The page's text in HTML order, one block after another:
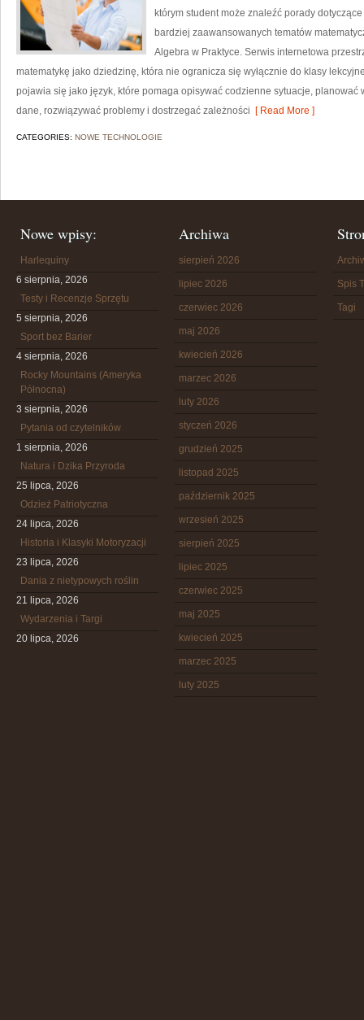
którym student może znaleźć porady
bardziej zaawansowanych tematów
Algebra w Praktyce. Serwis internetowa
matematykę jako dziedzinę, która nie ogranicza się wyłącznie do klasy
pojawia się jako język, które pomaga opisywać codzienne sytuacje,
dane, rozwiązywać problemy i dostrzegać zależności [ Read More ]
CATEGORIES: NOWE TECHNOLOGIE
Nowe wpisy:
Harlequiny
6 sierpnia, 2026
Testy i Recenzje Sprzętu
5 sierpnia, 2026
Sport bez Barier
4 sierpnia, 2026
Rocky Mountains (Ameryka
Północna)
3 sierpnia, 2026
Pytania od czytelników
1 sierpnia, 2026
Natura i Dzika Przyroda
25 lipca, 2026
Odzież Patriotyczna
24 lipca, 2026
Historia i Klasyki Motoryzacji
23 lipca, 2026
Dania z nietypowych roślin
21 lipca, 2026
Wydarzenia i Targi
20 lipca, 2026
Archiwa
sierpień 2026
lipiec 2026
czerwiec 2026
maj 2026
kwiecień 2026
marzec 2026
luty 2026
styczeń 2026
grudzień 2025
listopad 2025
październik 2025
wrzesień 2025
sierpień 2025
lipiec 2025
czerwiec 2025
maj 2025
kwiecień 2025
marzec 2025
luty 2025
Spis
Tagi